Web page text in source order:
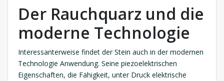
Der Rauchquarz und die
moderne Technologie
Interessanterweise findet der Stein auch in der modernen
Technologie Anwendung. Seine piezoelektrischen
Eigenschaften, die Fähigkeit, unter Druck elektrische